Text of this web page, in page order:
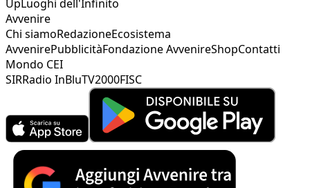
UpLuoghi dell'Infinito
Avvenire
Chi siamoRedazioneEcosistema
AvvenirePubblicitàFondazione AvvenireShopContatti
Mondo CEI
SIRRadio InBluTV2000FISC